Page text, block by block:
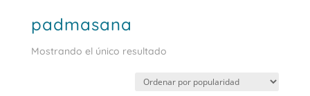
padmasana
Mostrando el único resultado